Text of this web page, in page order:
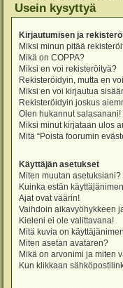
Usein kysyttyä
Kirjautumisen ja
Miksi minun pitää
Mikä on COPPA?
Miksi en voi rekisteröityä?
Rekisteröidyin, mutta en
Miksi en voi kirjautua
Rekisteröidyin joskus
Olen hukannut salasanani!
Miksi minut kirjataan ulos
Mitä “Poista foorumin
Käyttäjän asetukset
Miten muutan asetuksiani?
Kuinka estän
Ajat ovat väärin!
Vaihdoin aikavyöhykkeen
Kieleni ei ole valittavana!
Mitä kuvia on
Miten asetan avataren?
Mikä on arvonimi ja miten
Kun klikkaan